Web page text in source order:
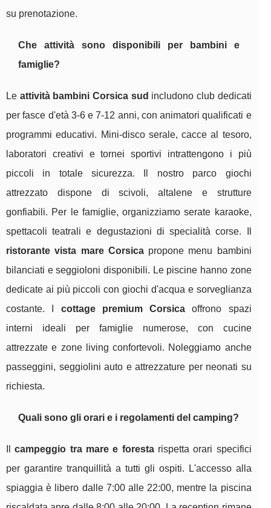
su prenotazione.
Che attività sono disponibili per bambini e
famiglie?
Le attività bambini Corsica sud includono club dedicati
per fasce d'età 3-6 e 7-12 anni, con animatori qualificati e
programmi educativi. Mini-disco serale, cacce al tesoro,
laboratori creativi e tornei sportivi intrattengono i più
piccoli in totale sicurezza. Il nostro parco giochi
attrezzato dispone di scivoli, altalene e strutture
gonfiabili. Per le famiglie, organizziamo serate karaoke,
spettacoli teatrali e degustazioni di specialità corse. Il
ristorante vista mare Corsicapropone menu bambini
bilanciati e seggioloni disponibili. Le piscine hanno zone
dedicate ai più piccoli con giochi d'acqua e sorveglianza
costante. I cottage premium Corsica offrono spazi
interni ideali per famiglie numerose, con cucine
attrezzate e zone living confortevoli. Noleggiamo anche
passeggini, seggiolini auto e attrezzature per neonati su
richiesta.
Quali sono gli orari e i regolamenti del camping?
Ilcampeggio tra mare e forestarispetta orari specifici
per garantire tranquillità a tutti gli ospiti. L'accesso alla
spiaggia è libero dalle 7:00 alle 22:00, mentre la piscina